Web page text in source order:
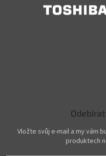
Vložte svůj e-mail a my vám
produktech